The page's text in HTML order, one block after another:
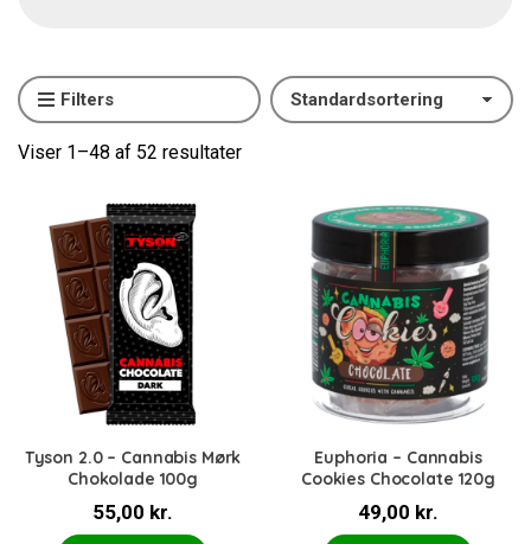
Filters
Viser 1–48 af 52 resultater
Tyson 2.0 – Cannabis Mørk
Chokolade 100g
55,00 kr.
Euphoria – Cannabis
Cookies Chocolate 120g
49,00 kr.